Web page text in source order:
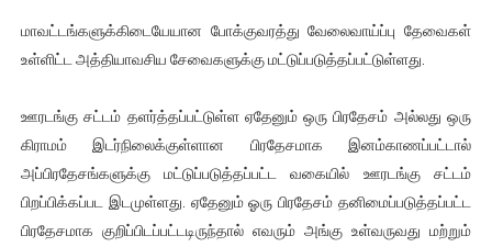
மாவட்டங்களுக்கிடையேயான போக்குவரத்து வேலைவாய்ப்பு தேவைகள்
உள்ளிட்ட அத்தியாவசிய சேவைகளுக்கு மட்டுப்படுத்தப்பட்டுள்ளது.
ஊரடங்கு சட்டம் தளர்த்தப்பட்டுள்ள ஏதேனும் ஒரு பிரதேசம் அல்லது ஒரு
கிராமம் இடர்நிலைக்குள்ளான பிரதேசமாக இனம்காணப்பட்டால்
அப்பிரதேசங்களுக்கு மட்டுப்படுத்தப்பட்ட வகையில் ஊரடங்கு சட்டம்
பிறப்பிக்கப்பட இடமுள்ளது. ஏதேனும் ஓரு பிரதேசம் தனிமைப்படுத்தப்பட்ட
பிரதேசமாக குறிப்பிடப்பட்டடிருந்தால் எவரும் அங்கு உள்வருவது மற்றும்